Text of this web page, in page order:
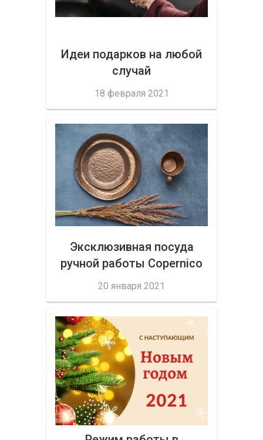
Идеи подарков на любой
случай
18 февраля 2021
Эксклюзивная посуда
ручной работы Copernico
от Cosy&Trendy - лучший
дома
20 января 2021